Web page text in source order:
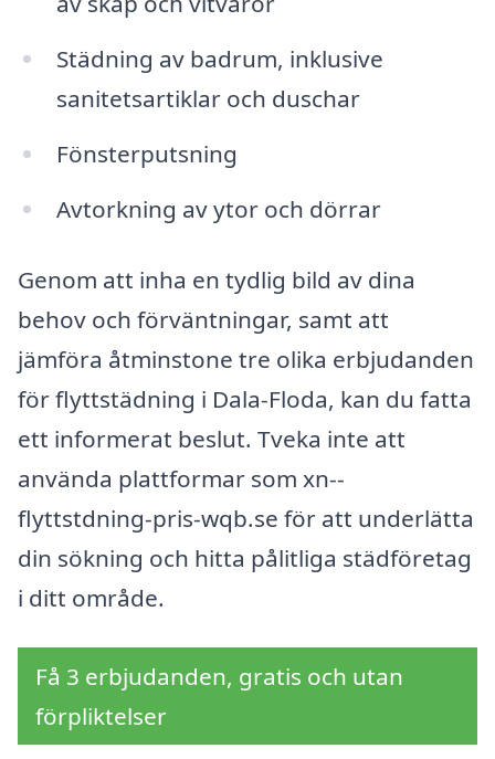
Städning av badrum, inklusive
sanitetsartiklar och duschar
Fönsterputsning
Avtorkning av ytor och dörrar
Genom att inha en tydlig bild av dina
behov och förväntningar, samt att
jämföra åtminstone tre olika erbjudanden
för flyttstädning i Dala-Floda, kan du fatta
ett informerat beslut. Tveka inte att
använda plattformar som xn--
flyttstdning-pris-wqb.se för att underlätta
din sökning och hitta pålitliga städföretag
i ditt område.
Få 3 erbjudanden, gratis och utan
förpliktelser